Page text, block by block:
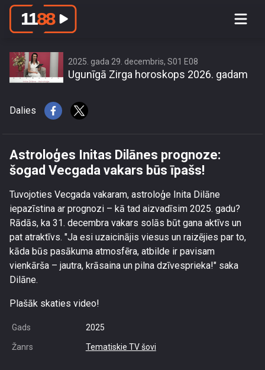
Astroloģes Initas Dilānes prognoze:
2025. gada 29. decembris, S01 E08
Ugunīgā Zirga horoskops 2026. gadam
Dalies
Astroloģes Initas Dilānes prognoze:
šogad Vecgada vakars būs īpašs!
Tuvojoties Vecgada vakaram, astroloģe Inita Dilāne
iepazīstina ar prognozi – kā tad aizvadīsim 2025. gadu?
Rādās, ka 31. decembra vakars solās būt gana aktīvs un
pat atraktīvs. "Ja esi uzaicinājis viesus un raizējies par to,
kāda būs pasākuma atmosfēra, atbilde ir pavisam
vienkārša – jautra, krāsaina un pilna dzīvesprieka!" saka
Dilāne.
Plašāk skaties video!
Gads 2025
Žanrs Tematiskie TV šovi